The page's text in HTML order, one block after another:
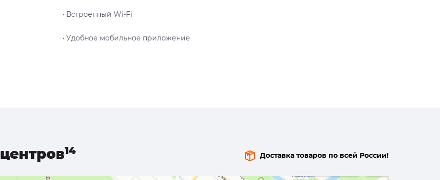
• Встроенный Wi-Fi
• Удобное мобильное приложение
центров Доставка товаров по всей России!